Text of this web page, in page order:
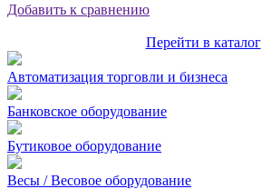
Добавить к сравнению
Перейти в каталог
Автоматизация торговли и бизнеса
Банковское оборудование
Бутиковое оборудование
Весы / Весовое оборудование